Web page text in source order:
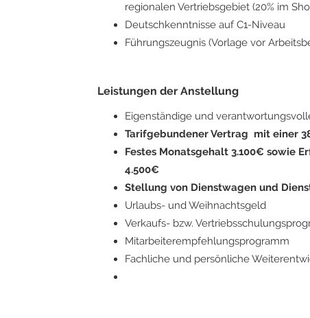
regionalen Vertriebsgebiet (20% im
Deutschkenntnisse auf C1-Niveau
Führungszeugnis (Vorlage vor
Leistungen der Anstellung
Eigenständige und
Tarifgebundener Vertrag mit einer
Festes Monatsgehalt 3.100€ sowie
4.500€
Stellung von Dienstwagen und
Urlaubs- und Weihnachtsgeld
Verkaufs- bzw.
Mitarbeiterempfehlungsprogramm
Fachliche und persönliche